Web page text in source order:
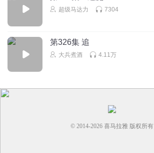
超级马达力 7304
第326集 追
大兵煮酒 4.11万
© 2014-2026 喜马拉雅 版权所有